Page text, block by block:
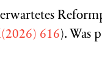
616). Was